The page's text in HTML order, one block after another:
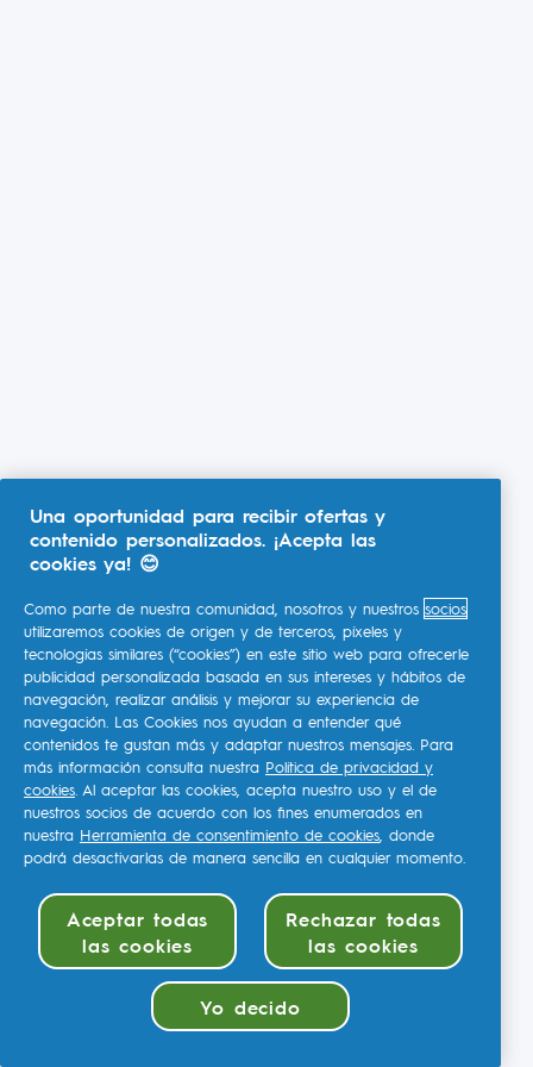
Una oportunidad para recibir ofertas y
contenido personalizados. ¡Acepta las
cookies ya! 😊
Como parte de nuestra comunidad, nosotros y nuestros socios
utilizaremos cookies de origen y de terceros, píxeles y
tecnologías similares (“cookies”) en este sitio web para ofrecerle
publicidad personalizada basada en sus intereses y hábitos de
navegación, realizar análisis y mejorar su experiencia de
navegación. Las Cookies nos ayudan a entender qué
contenidos te gustan más y adaptar nuestros mensajes. Para
más información consulta nuestra Política de privacidad y
cookies. Al aceptar las cookies, acepta nuestro uso y el de
nuestros socios de acuerdo con los fines enumerados en
nuestra Herramienta de consentimiento de cookies, donde
podrá desactivarlas de manera sencilla en cualquier momento.
Aceptar todas
las cookies
Rechazar todas
las cookies
Yo decido